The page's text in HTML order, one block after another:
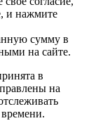
и нажмите
сумму в
на сайте.
в
на